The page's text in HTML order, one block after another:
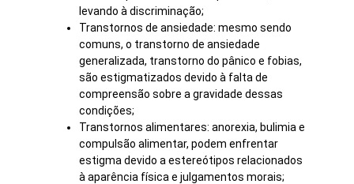
levando à discriminação;
Transtornos de ansiedade: mesmo sendo
comuns, o transtorno de ansiedade
generalizada, transtorno do pânico e fobias,
são estigmatizados devido à falta de
compreensão sobre a gravidade dessas
condições;
Transtornos alimentares: anorexia, bulimia e
compulsão alimentar, podem enfrentar
estigma devido a estereótipos relacionados
à aparência física e julgamentos morais;